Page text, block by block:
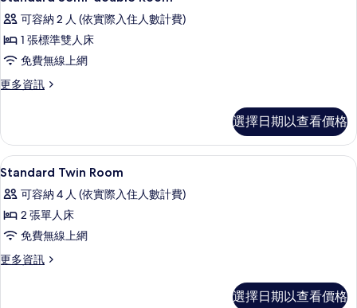
篩
選
條
示
Standard
Semi-
double
Room
有
相
片
可容納 2 人 (依實際入住人數計費)
1 張標準雙人床
免費無線上網
更多資訊
更
double
Room
的
情
選擇日期以查看價格
顯
示
Standard
Twin
Room
的
1
Standard Twin Room
可容納 4 人 (依實際入住人數計費)
2 張單人床
免費無線上網
更多資訊
更
選擇日期以查看價格